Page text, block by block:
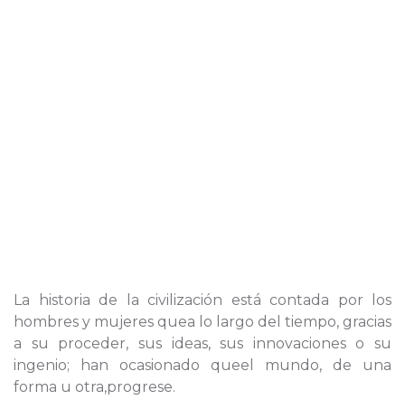
La historia de la civilización está contada por los
hombres y mujeres quea lo largo del tiempo, gracias
a su proceder, sus ideas, sus innovaciones o su
ingenio; han ocasionado queel mundo, de una
forma u otra,progrese.